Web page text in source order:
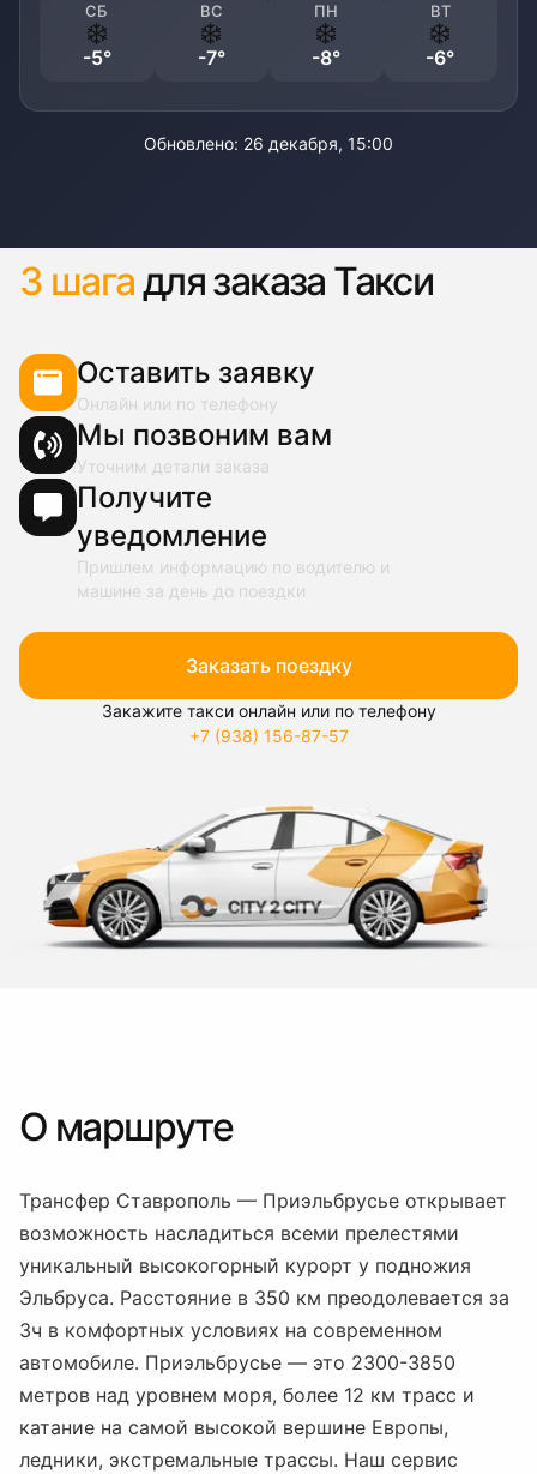
СБ
❄️
-5°
ВС
❄️
-7°
ПН
❄️
-8°
ВТ
❄️
-6°
Обновлено: 26 декабря, 15:00
3 шагадля заказа Такси
Оставить заявку
Онлайн или по телефону
Мы позвоним вам
Уточним детали заказа
Получите
уведомление
Пришлем информацию по водителю и
машине за день до поездки
Заказать поездку
Закажите такси онлайн или по телефону
+7 (938) 156-87-57
О маршруте
Трансфер Ставрополь — Приэльбрусье открывает
возможность насладиться всеми прелестями
уникальный высокогорный курорт у подножия
Эльбруса. Расстояние в 350 км преодолевается за
3ч в комфортных условиях на современном
автомобиле. Приэльбрусье — это 2300-3850
метров над уровнем моря, более 12 км трасс и
катание на самой высокой вершине Европы,
ледники, экстремальные трассы. Наш сервис